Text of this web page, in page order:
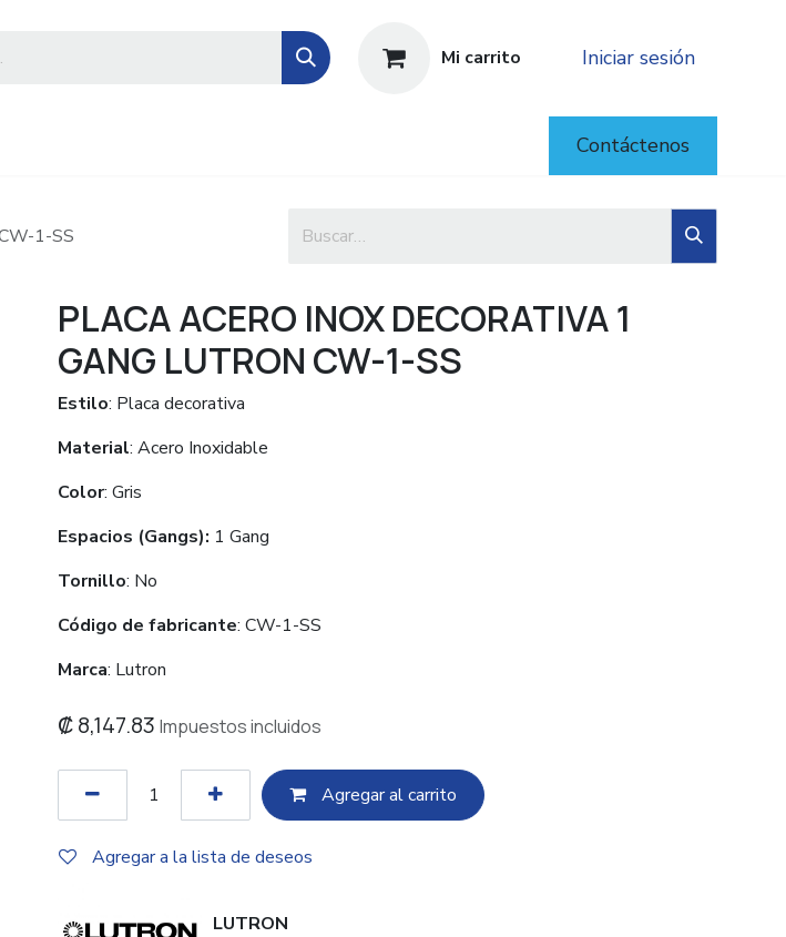
Mi carrito
Iniciar sesión
Contáctenos
1-SS
PLACA ACERO INOX DECORATIVA 1
GANG LUTRON CW-1-SS
Estilo: Placa decorativa
Material: Acero Inoxidable
Color: Gris
Espacios (Gangs): 1 Gang
Tornillo: No
Código de fabricante: CW-1-SS
Marca: Lutron
₡8,147.83 Impuestos incluidos
Agregar al c​​arrito
Agregar a la lista de deseos
LUTRON